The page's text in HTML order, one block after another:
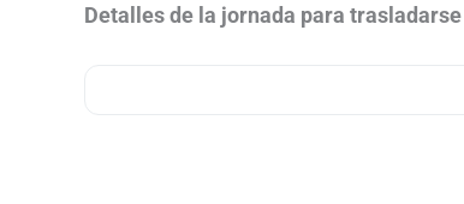
Detalles de la jornada para